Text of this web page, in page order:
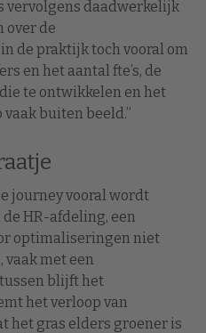
vervolgens daadwerkelijk
over de
de praktijk toch vooral om
en het aantal fte’s, de
te ontwikkelen en het
buiten beeld.”
journey vooral wordt
HR-afdeling, een
optimaliseringen niet
met een
blijft het
het verloop van
het gras elders groener is